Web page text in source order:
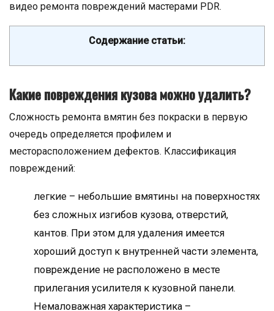
видео ремонта повреждений мастерами PDR.
Содержание статьи:
Какие повреждения кузова можно удалить?
Сложность ремонта вмятин без покраски в первую
очередь определяется профилем и
месторасположением дефектов. Классификация
повреждений:
легкие – небольшие вмятины на поверхностях
без сложных изгибов кузова, отверстий,
кантов. При этом для удаления имеется
хороший доступ к внутренней части элемента,
повреждение не расположено в месте
прилегания усилителя к кузовной панели.
Немаловажная характеристика –